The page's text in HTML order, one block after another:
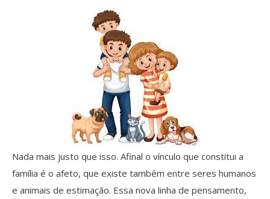
Nada mais justo que isso. Afinal o vínculo que constitui a
família é o afeto, que existe também entre seres humanos
e animais de estimação. Essa nova linha de pensamento,